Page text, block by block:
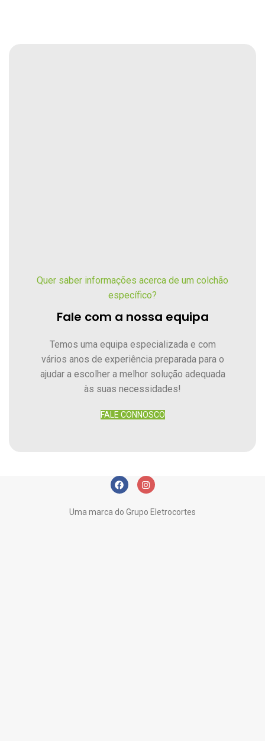
Quer saber informações acerca de um colchão
específico?
Fale com a nossa equipa
Temos uma equipa especializada e com
vários anos de experiência preparada para o
ajudar a escolher a melhor solução adequada
às suas necessidades!
FALE CONNOSCO
Uma marca do Grupo Eletrocortes